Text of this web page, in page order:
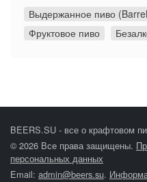
Выдержанное пиво
Фруктовое пиво
BEERS.SU - все о крафтовом
© 2026 Все права защищены.
персональных данных
Email: admin@beers.su.